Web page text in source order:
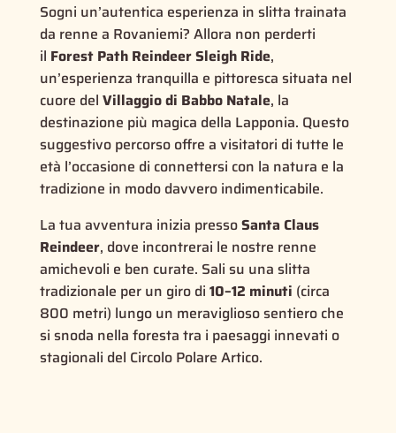
Sogni un’autentica esperienza in slitta trainata
da renne a Rovaniemi? Allora non perderti
il Forest Path Reindeer Sleigh Ride,
un’esperienza tranquilla e pittoresca situata nel
cuore del Villaggio di Babbo Natale, la
destinazione più magica della Lapponia. Questo
suggestivo percorso offre a visitatori di tutte le
età l’occasione di connettersi con la natura e la
tradizione in modo davvero indimenticabile.
La tua avventura inizia pressoSanta Claus
Reindeer, dove incontrerai le nostre renne
amichevoli e ben curate. Sali su una slitta
tradizionale per un giro di 10–12 minuti (circa
800 metri) lungo un meraviglioso sentiero che
si snoda nella foresta tra i paesaggi innevati o
stagionali del Circolo Polare Artico.